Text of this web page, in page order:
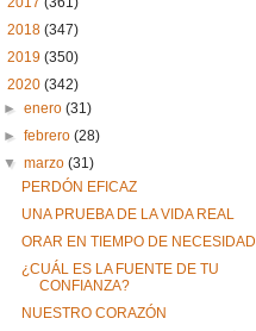
2018 (347)
2019 (350)
2020 (342)
►enero(31)
►febrero(28)
▼marzo(31)
PERDÓN EFICAZ
UNA PRUEBA DE LA VIDA REAL
ORAR EN TIEMPO DE NECESIDAD
¿CUÁL ES LA FUENTE DE TU
CONFIANZA?
NUESTRO CORAZÓN